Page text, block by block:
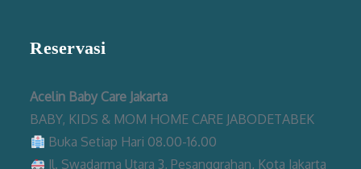
Reservasi
Acelin Baby Care Jakarta
BABY, KIDS & MOM HOME CARE JABODETABEK
Buka Setiap Hari 08.00-16.00
Jl. Swadarma Utara 3, Pesanggrahan, Kota Jakarta